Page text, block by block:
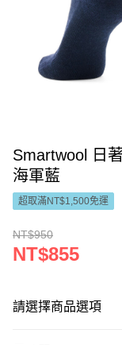
Smartwool 日
海軍藍
超取滿NT$1,500免運
NT$950
NT$855
請選擇商品選項